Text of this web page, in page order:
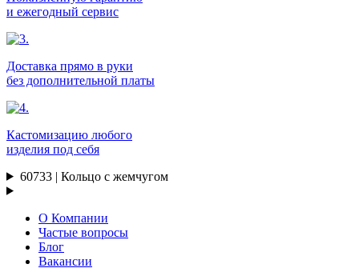
и ежегодный сервис
Доставка прямо в руки
без дополнительной платы
Кастомизацию любого
изделия под себя
60733 | Кольцо с жемчугом
О Компании
Частые вопросы
Блог
Вакансии